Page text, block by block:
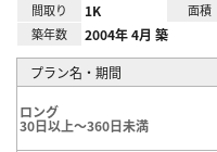
間取り 1K 面積
築年数 2004年 4月 築
プラン名・期間
ロング
30日以上～360日未満